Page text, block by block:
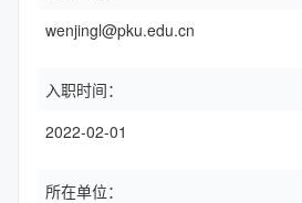
wenjingl@pku.edu.cn
入职时间：
2022-02-01
所在单位：